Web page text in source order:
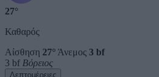
27°
Καθαρός
Αίσθηση 27° Άνεμος 3 bf
3 bf Βόρειος
Λεπτομέρειες